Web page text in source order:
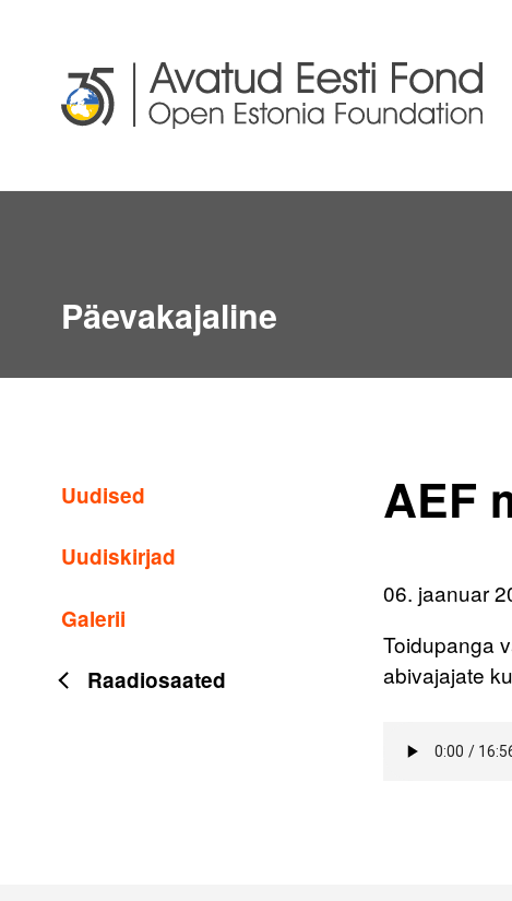
Päevakajaline
Uudised
Uudiskirjad
Galerii
Raadiosaated
AEF
06. jaanuar
Toidupanga
abivajajate